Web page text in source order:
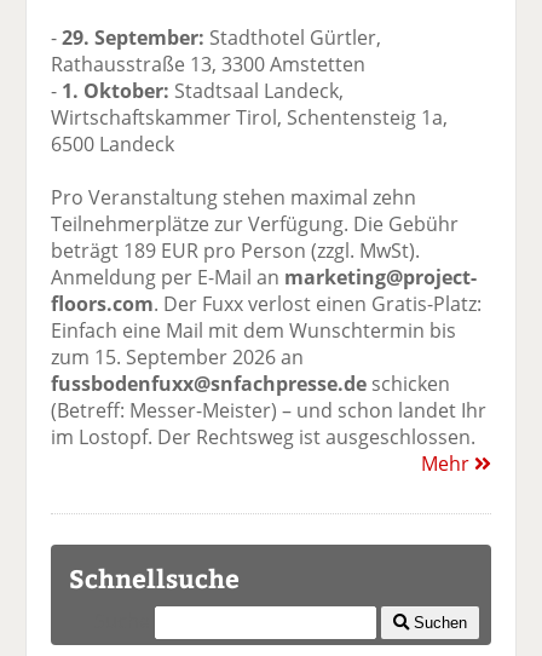
-29. September: Stadthotel Gürtler,
Rathausstraße 13, 3300 Amstetten
- 1. Oktober: Stadtsaal Landeck,
Wirtschaftskammer Tirol, Schentensteig 1a,
6500 Landeck
Pro Veranstaltung stehen maximal zehn
Teilnehmerplätze zur Verfügung. Die Gebühr
beträgt 189 EUR pro Person (zzgl. MwSt).
Anmeldung per E-Mail an marketing@project-
floors.com. Der Fuxx verlost einen Gratis-Platz:
Einfach eine Mail mit dem Wunschtermin bis
zum 15. September 2026 an
fussbodenfuxx@snfachpresse.de schicken
(Betreff: Messer-Meister) – und schon landet Ihr
im Lostopf. Der Rechtsweg ist ausgeschlossen.
Mehr
Schnellsuche
Suchen